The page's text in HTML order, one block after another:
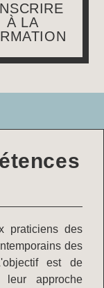
À LA
praticiens des
des
est de
leur approche